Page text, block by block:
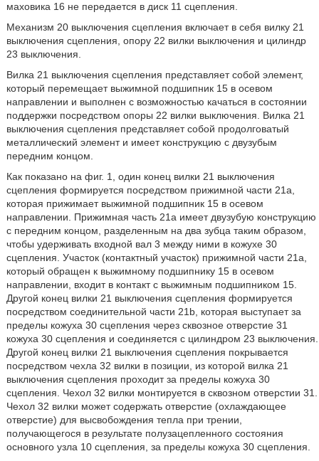
маховика 16 не передается в диск 11 сцепления.
Механизм 20 выключения сцепления включает в себя вилку 21
выключения сцепления, опору 22 вилки выключения и цилиндр
23 выключения.
Вилка 21 выключения сцепления представляет собой элемент,
который перемещает выжимной подшипник 15 в осевом
направлении и выполнен с возможностью качаться в состоянии
поддержки посредством опоры 22 вилки выключения. Вилка 21
выключения сцепления представляет собой продолговатый
металлический элемент и имеет конструкцию с двузубым
передним концом.
Как показано на фиг. 1, один конец вилки 21 выключения
сцепления формируется посредством прижимной части 21a,
которая прижимает выжимной подшипник 15 в осевом
направлении. Прижимная часть 21a имеет двузубую конструкцию
с передним концом, разделенным на два зубца таким образом,
чтобы удерживать входной вал 3 между ними в кожухе 30
сцепления. Участок (контактный участок) прижимной части 21a,
который обращен к выжимному подшипнику 15 в осевом
направлении, входит в контакт с выжимным подшипником 15.
Другой конец вилки 21 выключения сцепления формируется
посредством соединительной части 21b, которая выступает за
пределы кожуха 30 сцепления через сквозное отверстие 31
кожуха 30 сцепления и соединяется с цилиндром 23 выключения.
Другой конец вилки 21 выключения сцепления покрывается
посредством чехла 32 вилки в позиции, из которой вилка 21
выключения сцепления проходит за пределы кожуха 30
сцепления. Чехол 32 вилки монтируется в сквозном отверстии 31.
Чехол 32 вилки может содержать отверстие (охлаждающее
отверстие) для высвобождения тепла при трении,
получающегося в результате полузацепленного состояния
основного узла 10 сцепления, за пределы кожуха 30 сцепления.